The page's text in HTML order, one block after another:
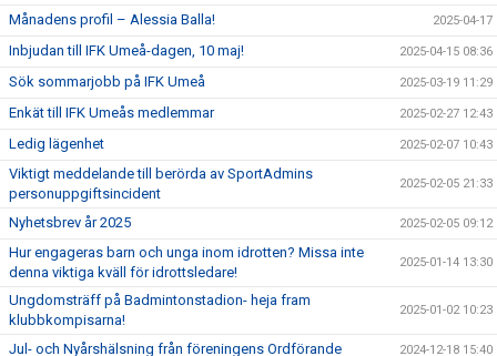
Månadens profil – Alessia Balla! 2025-04-17
Inbjudan till IFK Umeå-dagen, 10 maj! 2025-04-15 08:36
Sök sommarjobb på IFK Umeå 2025-03-19 11:29
Enkät till IFK Umeås medlemmar 2025-02-27 12:43
Ledig lägenhet 2025-02-07 10:43
Viktigt meddelande till berörda av SportAdmins
personuppgiftsincident
2025-02-05 21:33
Nyhetsbrev år 2025 2025-02-05 09:12
Hur engageras barn och unga inom idrotten? Missa inte
denna viktiga kväll för idrottsledare!
2025-01-14 13:30
Ungdomsträff på Badmintonstadion- heja fram
klubbkompisarna!
2025-01-02 10:23
Jul- och Nyårshälsning från föreningens Ordförande 2024-12-18 15:40